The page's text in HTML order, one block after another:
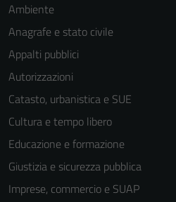
Ambiente
Anagrafe e stato civile
Appalti pubblici
Autorizzazioni
Catasto, urbanistica e SUE
Cultura e tempo libero
Educazione e formazione
Giustizia e sicurezza pubblica
Imprese, commercio e SUAP